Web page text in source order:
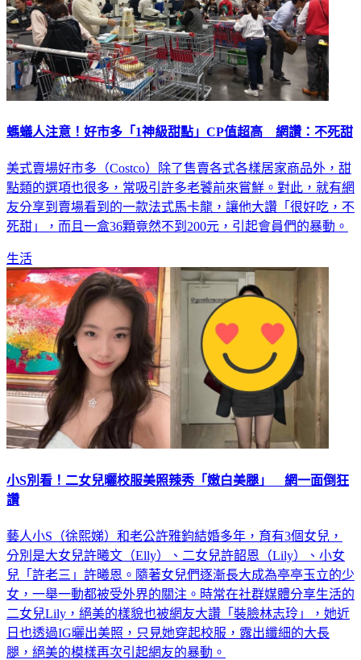
螞蟻人注意！好市多「1神級甜點」CP值超高 網讚：不死甜
美式賣場好市多（Costco）除了售賣各式各樣居家商品外，甜
點類的選項也很多，常吸引許多老饕前來嘗鮮。對此，就有網
友分享到賣場看到的一款法式馬卡龍，讓他大讚「很好吃，不
死甜」，而且一盒36顆竟然不到200元，引起會員們的暴動。
生活
小S別看！二女兒曬校服美照辣秀「嫩白美腿」 網一面倒狂
讚
藝人小S（徐熙娣）和老公許雅鈞結婚多年，育有3個女兒，
分別是大女兒許曦文（Elly）、二女兒許韶恩（Lily）、小女
兒「許老三」許曦恩。隨著女兒們逐漸長大成為亭亭玉立的少
女，一舉一動都被受外界的關注。時常在社群媒體分享生活的
二女兒Lily，絕美的樣貌也被網友大讚「裝臉林志玲」，她近
日也透過IG曬出美照，只見她穿起校服，露出纖細的大長
腿，絕美的模樣再次引起網友的暴動。